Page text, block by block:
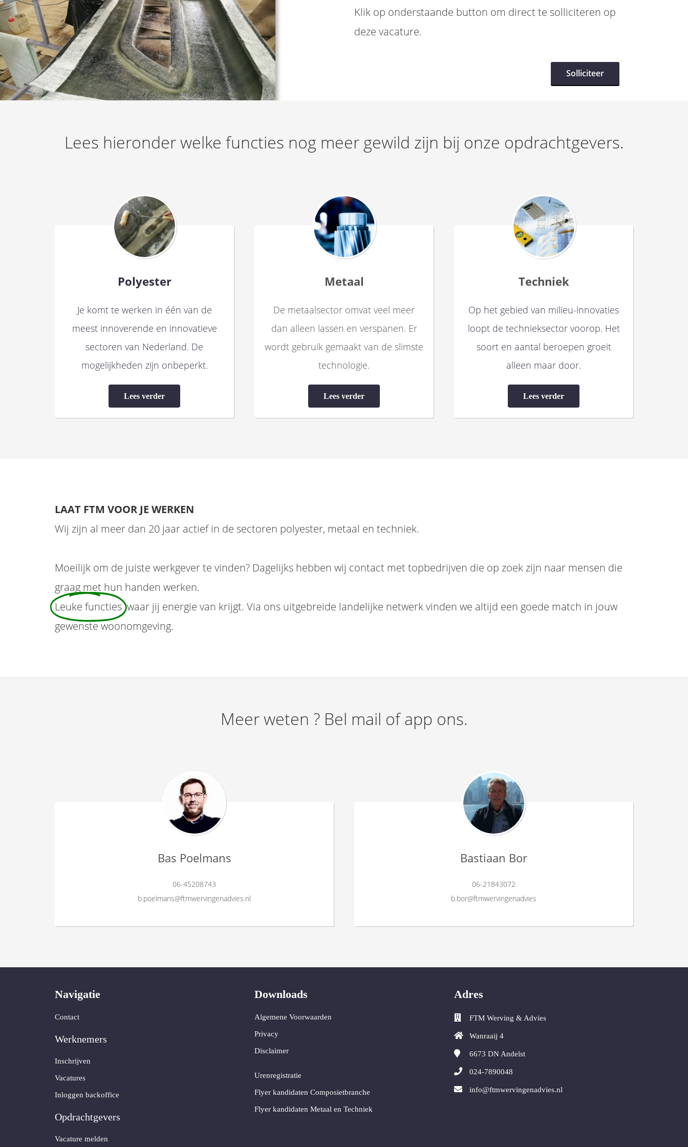
Klik op onderstaande button om direct te solliciteren op
deze vacature.
Solliciteer
Lees hieronder welke functies nog meer gewild zijn bij onze opdrachtgevers.
Polyester
Je komt te werken in één van de
meest innoverende en innovatieve
sectoren van Nederland. De
mogelijkheden zijn onbeperkt.
Lees verder
Metaal
De metaalsector omvat veel meer
dan alleen lassen en verspanen. Er
wordt gebruik gemaakt van de slimste
technologie.
Lees verder
Techniek
Op het gebied van milieu-innovaties
loopt de technieksector voorop. Het
soort en aantal beroepen groeit
alleen maar door.
Lees verder
LAAT FTM VOOR JE WERKEN
Wij zijn al meer dan 20 jaar actief in de sectoren polyester, metaal en techniek.
Moeilijk om de juiste werkgever te vinden? Dagelijks hebben wij contact met topbedrijven die op zoek zijn naar mensen die
graag met hun handen werken.
Leuke functieswaar jij energie van krijgt. Via ons uitgebreide landelijke netwerk vinden we altijd een goede match in jouw
gewenste woonomgeving.
Meer weten ? Bel mail of app ons.
Bas Poelmans
06-45208743
b.poelmans@ftmwervingenadvies.nl
Bastiaan Bor
06-21843072
b.bor@ftmwervingenadvies
Navigatie
Contact
Werknemers
Inschrijven
Vacatures
Inloggen backoffice
Opdrachtgevers
Vacature melden
Downloads
Algemene Voorwaarden
Privacy
Disclaimer
Urenregistratie
Flyer kandidaten Composietbranche
Flyer kandidaten Metaal en Techniek
Adres
FTM Werving & Advies
Wanraaij 4
6673 DN Andelst
024-7890048
info@ftmwervingenadvies.nl